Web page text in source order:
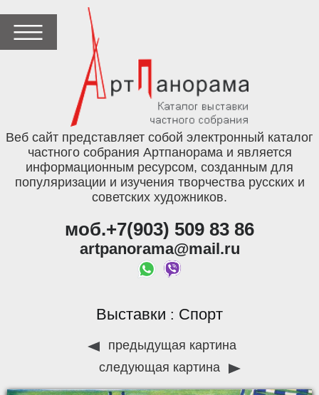
Веб сайт представляет собой электронный каталог
частного собрания Артпанорама и является
информационным ресурсом, созданным для
популяризации и изучения творчества русских и
советских художников.
моб.+7(903) 509 83 86
artpanorama@mail.ru
Выставки : Спорт
предыдущая картина
следующая картина